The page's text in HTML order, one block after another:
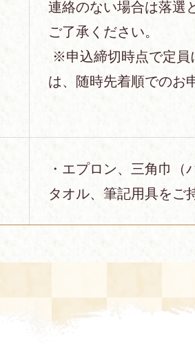
連絡のない場合は落選
ご了承ください。
※申込締切時点で定員
は、随時先着順でのお
・エプロン、三角巾（
タオル、筆記用具をご